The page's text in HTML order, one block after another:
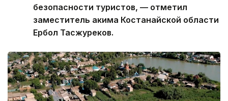
безопасности туристов, — отметил
заместитель акима Костанайской области
Ербол Тасжуреков.